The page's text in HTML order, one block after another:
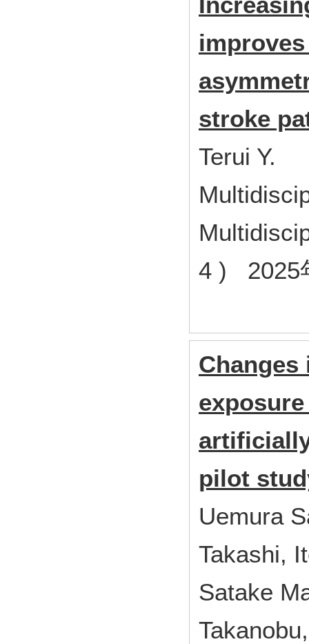
stroke
Terui Y.
4 ) 2025
pilot
Uemura
Takashi,
Satake